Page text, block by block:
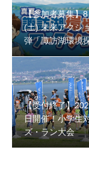
【受付終了】参
【参加者募集】
(土) 未来アクシ
弾「諏訪湖環境
クショップ」小
から！
【受付終了】
日開催！小学生
ズ・ラン大会